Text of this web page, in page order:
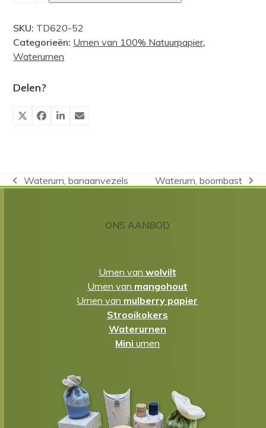
SKU: TD620-52
Categorieën: Urnen van 100% Natuurpapier,
Waterurnen
Delen?
previous
Waterurn, banaanvezels
next
Waterurn, boombast
ONS AANBOD
Urnen van wolvilt
Urnen van mangohout
Urnen van mulberry papier
Strooikokers
Waterurnen
Mini urnen